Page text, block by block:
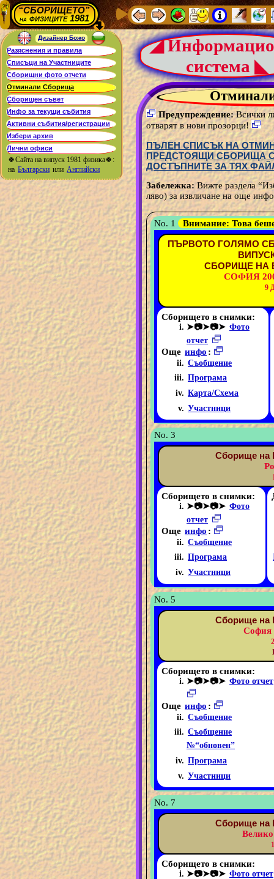
“СБОРИЩЕТО”
нафизиците 1981
◢
система ◣
Дизайнер Божо
🍀Сайта на випуск 1981 физика🍀:
на Български или Английски
Предупреждение:Всички
отварят в нови прозорци!
ПЪЛЕН СПИСЪК НА
ПРЕДСТОЯЩИ СБОРИЩА
ДОСТЪПНИТЕ ЗА ТЯХ
Забележка:Вижте раздела
ляво) за извличане на още
No. 1 Внимание: Това
ПЪРВОТО ГОЛЯМО
СБОРИЩЕ НА
СОФИЯ
9
Сборището в снимки:
➤📷➤📷➤ Фото
отчет
Още инфо :
Съобщение
Програма
Карта/Схема
Участници
No. 3
Сборище на
Сборището в снимки:
➤📷➤📷➤ Фото
отчет
Още инфо :
Съобщение
Програма
Участници
No. 5
Сборище на
София
Сборището в снимки:
➤📷➤📷➤ Фото отчет
Още инфо :
Съобщение
Съобщение
№“обновен”
Програма
Участници
No. 7
Сборище на
Сборището в снимки:
➤📷➤📷➤ Фото отчет